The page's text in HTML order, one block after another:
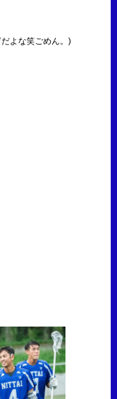
よな笑ごめん。)